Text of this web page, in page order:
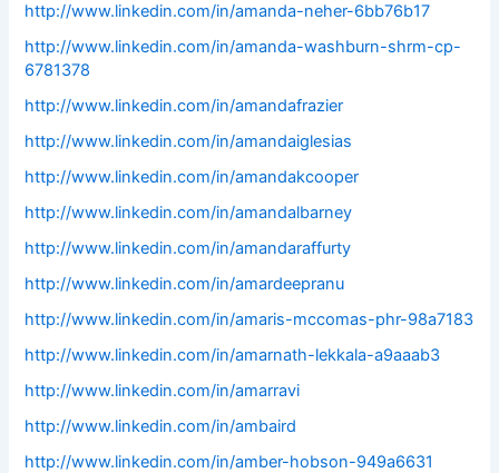
http://www.linkedin.com/in/amanda-neher-6bb76b17
http://www.linkedin.com/in/amanda-washburn-shrm-cp-
6781378
http://www.linkedin.com/in/amandafrazier
http://www.linkedin.com/in/amandaiglesias
http://www.linkedin.com/in/amandakcooper
http://www.linkedin.com/in/amandalbarney
http://www.linkedin.com/in/amandaraffurty
http://www.linkedin.com/in/amardeepranu
http://www.linkedin.com/in/amaris-mccomas-phr-98a7183
http://www.linkedin.com/in/amarnath-lekkala-a9aaab3
http://www.linkedin.com/in/amarravi
http://www.linkedin.com/in/ambaird
http://www.linkedin.com/in/amber-hobson-949a6631